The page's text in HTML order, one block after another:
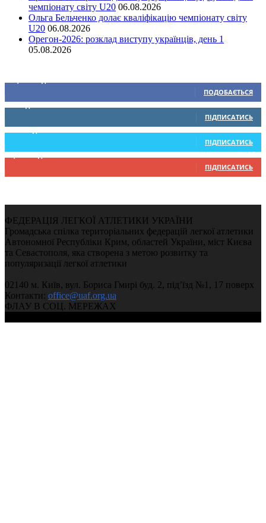
чемпіонату світу U20 06.08.2026
Ольга Бельченко долає кваліфікацію чемпіонату світу
U20 06.08.2026
Орегон-2026: розклад виступу українців, день 1
05.08.2026
ПОДОБАЄТЬСЯ
0 Підписників
ПІДПИСАТИСЬ
234 Підписників
ПІДПИСАТИСЬ
9,370 Підписників
ПІДПИСАТИСЬ
ФЕДЕРАЦІЯ ЛЕГКОЇ АТЛЕТИКИ УКРАЇНИ
Громадська спілка територіальних федерацій легкої атлетики
Автономної Республіки Крим, областей України, міст Києва
та Севастополя, яка створена з метою розвитку та
популяризації легкої атлетики
02140 м. Київ, вул. Бориса Гмирі буд. 2, під’їзд №1, 17 поверх
Контакти: office@uaf.org.ua
ФЛАУ В СОЦ. МЕРЕЖАХ